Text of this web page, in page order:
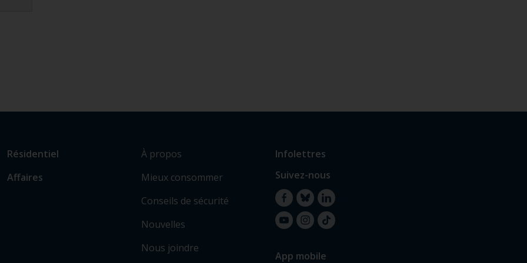
Lien
les
Résidentiel
Affaires
L
e
n
e
s
À propos
Mieux consommer
Conseils de sécurité
Nouvelles
Nous joindre
Infolettres
Suivez-nous
FacebookBlueskyLinkedIn
App mobile